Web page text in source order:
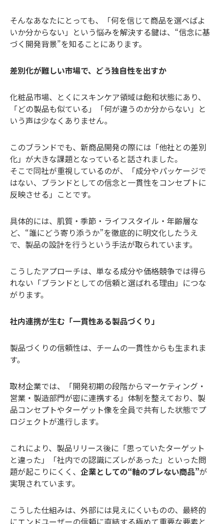
そんなあなたにとっても、「何を信じて商品を選べばよ
いか分からない」という悩みを解決する鍵は、“信念に基
づく開発背景”を知ることにあります。
差別化が難しい市場で、どう独自性を出すか
化粧品市場、とくにスキンケア領域は飽和状態にあり、
「どの製品も似ている」「何が違うのか分からない」と
いう声は少なくありません。
このブランドでも、新商品開発の際には「他社との差別
化」が大きな課題となっていると話されました。
そこで同社が重視しているのが、「成分やパッケージで
はない、ブランドとしての信念と一貫性をコンセプトに
反映させる」ことです。
具体的には、肌質・季節・ライフスタイル・年齢層な
ど、“誰にどう寄り添うか”を徹底的に明文化したうえ
で、製品の設計を行うという手法が取られています。
こうしたアプローチは、単なる成分や価格競争では得ら
れない「ブランドとしての信頼と選ばれる理由」につな
がります。
社内連携が生む「一貫性ある製品づくり」
製品づくりの信頼性は、チームの一貫性からも生まれま
す。
取材企業では、「開発初期の段階からマーケティング・
営業・製造部門が密に連携する」体制を整えており、製
品コンセプトやターゲット像を全員で共有した状態でプ
ロジェクトが進行します。
これにより、製品リリース後に「思っていたターゲット
と違った」「社内での認識にズレがあった」といった問
題が起こりにくく、 企業としての“軸のブレない商品”が
実現されています。
こうした仕組みは、外部には見えにくいものの、最終的
にエンドユーザーの信頼に直結する極めて重要な要素と